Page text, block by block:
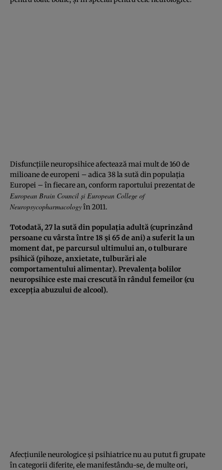
Disfuncţiile neuropsihice afectează mai mult de 160 de
milioane de europeni – adica 38 la sută din populaţia
Europei – în fiecare an, conform raportului prezentat de
European Brain Council şi European College of
Neuropsycopharmacologyîn 2011.
Totodată, 27 la sută din populaţia adultă (cuprinzând
persoane cu vârsta între 18 şi 65 de ani) a suferit la un
moment dat, pe parcursul ultimului an, o tulburare
psihică (pihoze, anxietate, tulburări ale
comportamentului alimentar). Prevalenţa bolilor
neuropsihice este mai crescută în rândul femeilor (cu
excepţia abuzului de alcool).
Afecţiunile neurologice şi psihiatrice nu au putut fi grupate
în categorii diferite, ele manifestându-se, de multe ori,